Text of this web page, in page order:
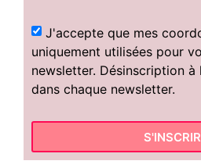
J'accepte que mes
uniquement utilisées pour
newsletter. Désinscription
dans chaque newsletter.